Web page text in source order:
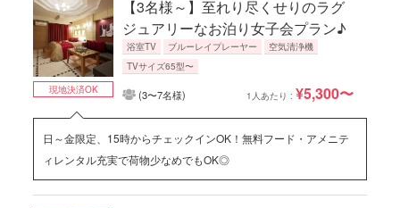
【3名様～】至れり尽くせりのラグ
ジュアリーなお泊り女子会プラン♪
浴室TV ブルーレイプレーヤー
空気清浄機
TVサイズ65型〜
(3〜7名様) 1人あたり : ¥5,300〜
現地決済OK
日～金限定、15時からチェックインOK！無料フード・アメニテ
ィレンタル充実で荷物少なめでもOK◎